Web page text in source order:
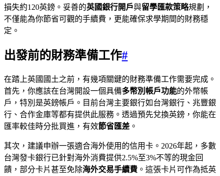
損失約120英鎊。妥善的英國銀行開戶與留學匯款策略規劃，
不僅能為你節省可觀的手續費，更能確保求學期間的財務穩
定。
出發前的財務準備工作#
在踏上英國國土之前，有幾項關鍵的財務準備工作需要完成。
首先，你應該在台灣開設一個具備多幣別帳戶功能的外幣帳
戶，特別是英鎊帳戶。目前台灣主要銀行如台灣銀行、兆豐銀
行、合作金庫等都有提供此服務。透過預先兌換英鎊，你能在
匯率較佳時分批買進，有效節省匯差 。
其次，建議申辦一張適合海外使用的信用卡。2026年起，多數
台灣發卡銀行已針對海外消費提供2.5%至3%不等的現金回
饋，部分卡片甚至免除海外交易手續費 。這張卡片可作為抵英